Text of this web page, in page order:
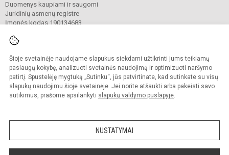
Šioje svetainėje naudojame slapukus siekdami užtikrinti jums teikiamų
paslaugų kokybę, analizuoti svetainės naudojimą ir optimizuoti naršymo
patirtį. Spustelėję mygtuką „Sutinku“, jūs patvirtinate, kad sutinkate su visų
slapukų naudojimu šioje svetainėje. Jei norite atšaukti arba pakeisti savo
sutikimus, prašome apsilankyti slapukų valdymo puslapyje.
NUSTATYMAI
Duomenys kaupiami ir saugomi
Juridinių asmenų registre
Įmonės kodas 190134683
© 2023 Kauno „Saulės“ gimnazija. Visos teisės saugomos.
Kopijuoti turinį be raštiško gimnazijos sutikimo griežtai draudžiama.
Prieinamumo paraiška Slapukų valdymas
Sumanus būdas atnaujinti